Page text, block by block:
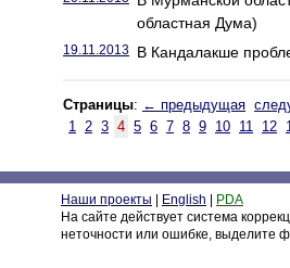
областная Дума)
19.11.2013 В Кандалакше
Страницы: ← предыдущая
1 2 3 4 5 6 7 8 9 10 11 12
Наши проекты English
PDA
На сайте действует система
неточности или ошибке, выделите